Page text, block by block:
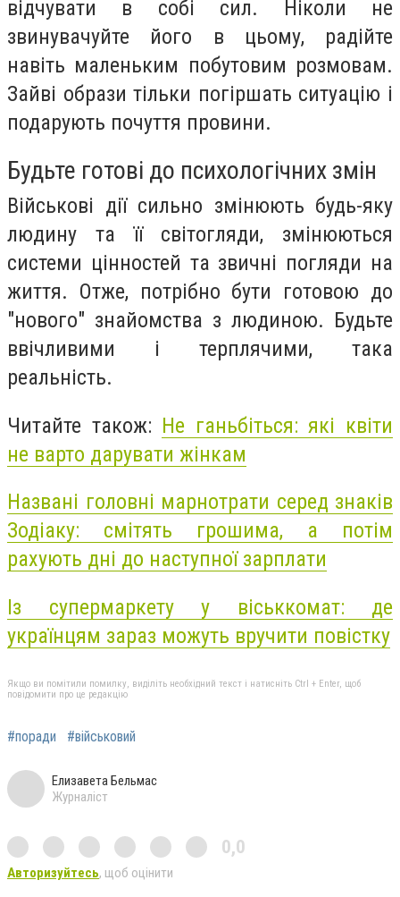
відчувати в собі сил. Ніколи не
звинувачуйте його в цьому, радійте
навіть маленьким побутовим розмовам.
Зайві образи тільки погіршать ситуацію і
подарують почуття провини.
Будьте готові до психологічних змін
Військові дії сильно змінюють будь-яку
людину та її світогляди, змінюються
системи цінностей та звичні погляди на
життя. Отже, потрібно бути готовою до
"нового" знайомства з людиною. Будьте
ввічливими і терплячими, така
реальність.
Читайте також: Не ганьбіться: які квіти
не варто дарувати жінкам
Названі головні марнотрати серед знаків
Зодіаку: смітять грошима, а потім
рахують дні до наступної зарплати
Із супермаркету у віськкомат: де
українцям зараз можуть вручити повістку
Якщо ви помітили помилку, виділіть необхідний текст і натисніть Ctrl + Enter, щоб
повідомити про це редакцію
#поради #військовий
Елизавета Бельмас
Журналіст
0,0
Авторизуйтесь, щоб оцінити